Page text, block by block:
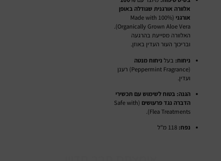
אלוורה אורגנית שגודלה באופן
אורגני (Made with 100%
Organically Grown Aloe Vera).
האלוורה מסייעת בהרגעה
ובריכוך העור העדין באוזן.
ניחוח: בעל ניחוח מנטה
(Peppermint Fragrance) רענן
ועדין.
הגנה: בטוח לשימוש עם תכשירי
הדברה נגד פרעושים (Safe with
Flea Treatments).
נפח: 118 מ"ל